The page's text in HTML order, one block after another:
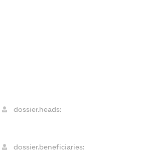
dossier.heads:
dossier.beneficiaries: